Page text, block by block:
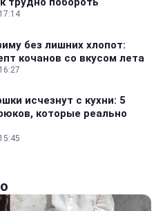
без лишних хлопот:
кочанов со вкусом лета
исчезнут с кухни: 5
которые реально